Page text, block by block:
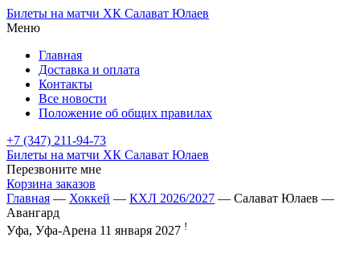
Билеты на матчи ХК Салават Юлаев
Меню
Главная
Доставка и оплата
Контакты
Все новости
Положение об общих правилах
+7 (347) 211-94-73
Билеты на матчи ХК Салават Юлаев
Перезвоните мне
Корзина заказов
Главная — Хоккей — КХЛ 2026/2027 — Салават Юлаев —
Авангард
Уфа, Уфа-Арена 11 января 2027 !